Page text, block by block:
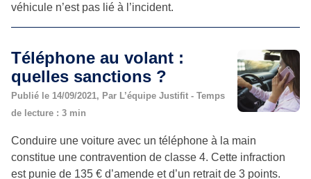
véhicule n’est pas lié à l’incident.
Téléphone au volant :
quelles sanctions ?
Publié le 14/09/2021, Par L’équipe Justifit - Temps
de lecture : 3 min
Conduire une voiture avec un téléphone à la main
constitue une contravention de classe 4. Cette infraction
est punie de 135 € d’amende et d’un retrait de 3 points.